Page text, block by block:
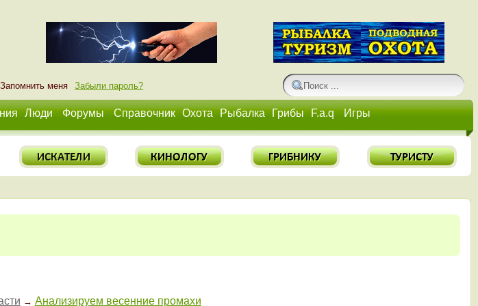
Запомнить меня Забыли пароль?
Люди Форумы Справочник Охота Рыбалка Грибы F.a.q Игры
→ Анализируем весенние промахи